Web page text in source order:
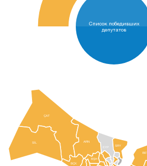
Список победивших
депутатов
ÇAT
SRY
SİL
BÇK
ARN
BŞH